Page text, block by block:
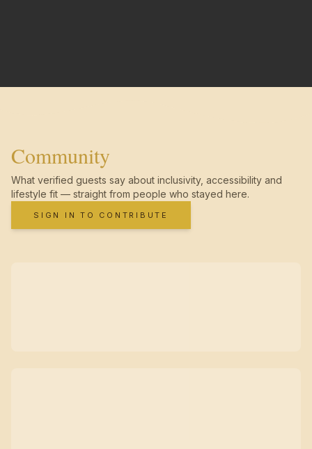
Community
What verified guests say about inclusivity, accessibility and
lifestyle fit — straight from people who stayed here.
SIGN IN TO CONTRIBUTE